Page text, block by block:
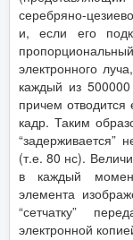
серебряно-
и, если его
электронного
каждый из
причем
кадр. Таким
“задерживается”
(т.е. 80 нс).
в каждый
элемента
“сетчатку”
электронной